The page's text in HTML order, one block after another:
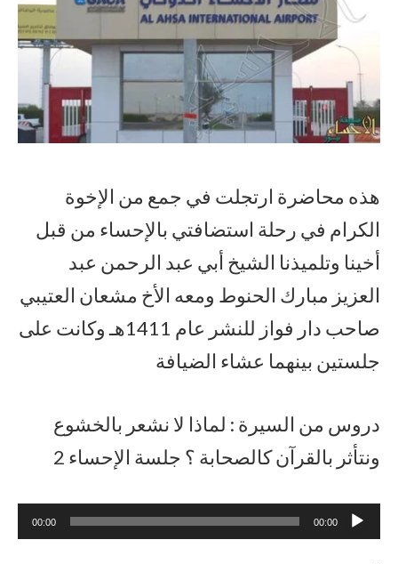
هذه محاضرة ارتجلت في جمع من الإخوة
الكرام في رحلة استضافتي بالإحساء من قبل
أخينا وتلميذنا الشيخ أبي عبد الرحمن عبد
العزيز مبارك الحنوط ومعه الأخ مشعان العتيبي
صاحب دار فواز للنشر عام 1411هـ وكانت على
جلستين بينهما عشاء الضيافة
دروس من السيرة : لماذا لا نشعر بالخشوع
ونتأثر بالقرآن كالصحابة ؟ جلسة الإحساء 2
مشغل
الصوت
00:00
00:00